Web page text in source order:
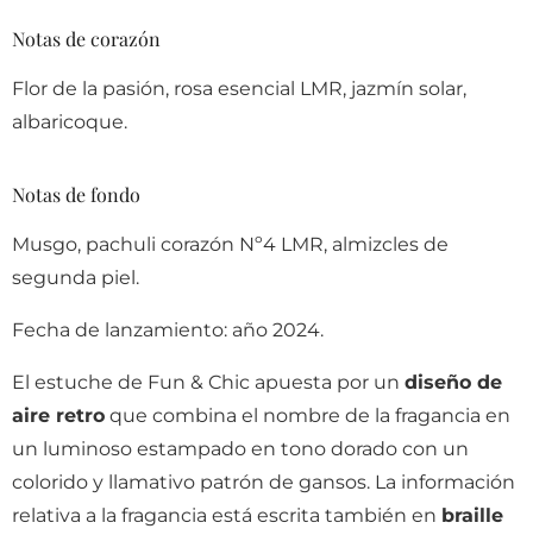
Notas de corazón
Flor de la pasión, rosa esencial LMR, jazmín solar,
albaricoque.
Notas de fondo
Musgo, pachuli corazón Nº4 LMR, almizcles de
segunda piel.
Fecha de lanzamiento: año 2024.
El estuche de Fun & Chic apuesta por un diseño de
aire retro que combina el nombre de la fragancia en
un luminoso estampado en tono dorado con un
colorido y llamativo patrón de gansos. La información
relativa a la fragancia está escrita también en braille